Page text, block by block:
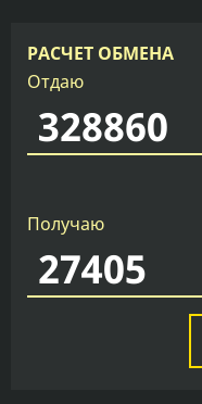
РАСЧЕТ ОБМЕНА
Отдаю
Получаю